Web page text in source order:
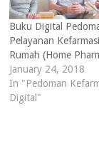
Buku Digital
Pelayanan
Rumah (Home
January 24, 2018
In "Pedoman
Digital"